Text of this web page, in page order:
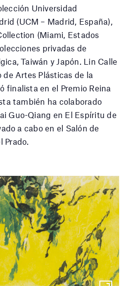
Universidad
(UCM – Madrid, España),
(Miami, Estados
privadas de
Taiwán y Japón. Lin Calle
de Artes Plásticas de la
finalista en el Premio Reina
también ha colaborado
Guo-Qiang en El Espíritu de
a cabo en el Salón de
Prado.